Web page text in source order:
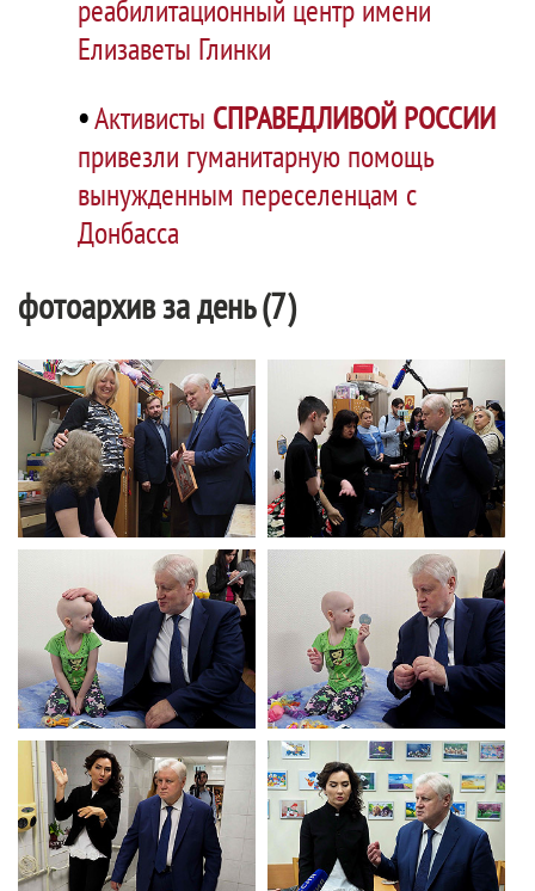
реабилитационный центр имени
Елизаветы Глинки
•Активисты СПРАВЕДЛИВОЙ РОССИИ
привезли гуманитарную помощь
вынужденным переселенцам с
Донбасса
фотоархив за день (7)